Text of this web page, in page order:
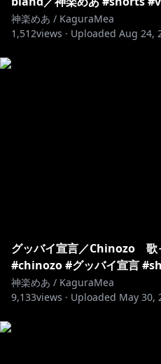
=★ファンクラブについて★=
５つのプランがあり階級に
神楽めあ / KaguraMea
1,512views · Uploaded Aug 24,
グッバイ宣言／Chinozo 歌
#chinozo #グッバイ宣言
神楽めあ / KaguraMea
9,133views · Uploaded May 30,